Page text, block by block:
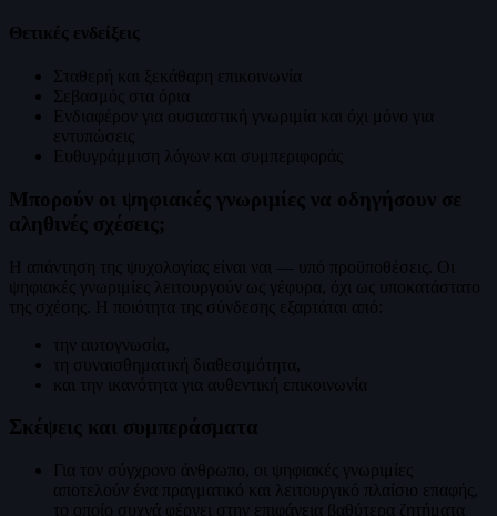
Θετικές ενδείξεις
Σταθερή και ξεκάθαρη επικοινωνία
Σεβασμός στα όρια
Ενδιαφέρον για ουσιαστική γνωριμία και όχι μόνο για
εντυπώσεις
Ευθυγράμμιση λόγων και συμπεριφοράς
Μπορούν οι ψηφιακές γνωριμίες να οδηγήσουν σε
αληθινές σχέσεις;
Η απάντηση της ψυχολογίας είναι ναι — υπό προϋποθέσεις. Οι
ψηφιακές γνωριμίες λειτουργούν ως γέφυρα, όχι ως υποκατάστατο
της σχέσης. Η ποιότητα της σύνδεσης εξαρτάται από:
την αυτογνωσία,
τη συναισθηματική διαθεσιμότητα,
και την ικανότητα για αυθεντική επικοινωνία
Σκέψεις και συμπεράσματα
Για τον σύγχρονο άνθρωπο, οι ψηφιακές γνωριμίες
αποτελούν ένα πραγματικό και λειτουργικό πλαίσιο επαφής,
το οποίο συχνά φέρνει στην επιφάνεια βαθύτερα ζητήματα